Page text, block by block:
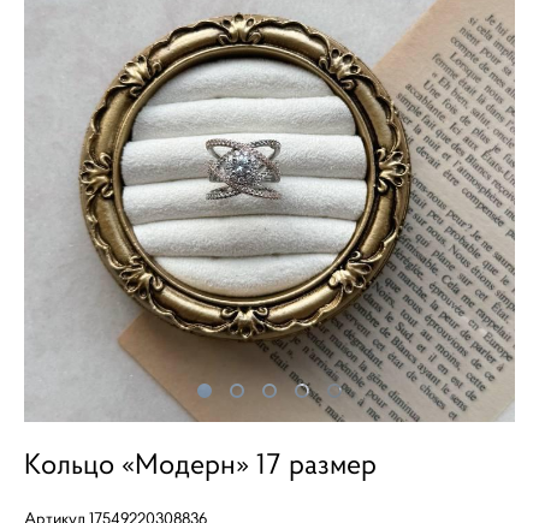
Кольцо «Модерн» 17 размер
Артикул 17549220308836